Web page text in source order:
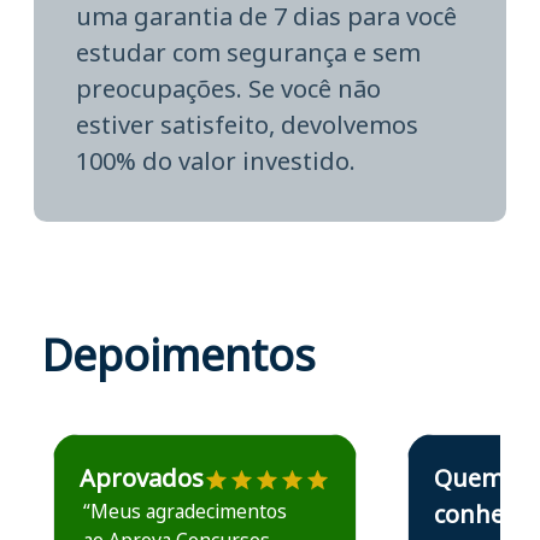
uma garantia de 7 dias para você
estudar com segurança e sem
preocupações. Se você não
estiver satisfeito, devolvemos
100% do valor investido.
Depoimentos
Estudante José recomenda o Aprova Concursos em
Aprovados
“Meus agradecimentos
Estudante Elais
Quem
conhece,